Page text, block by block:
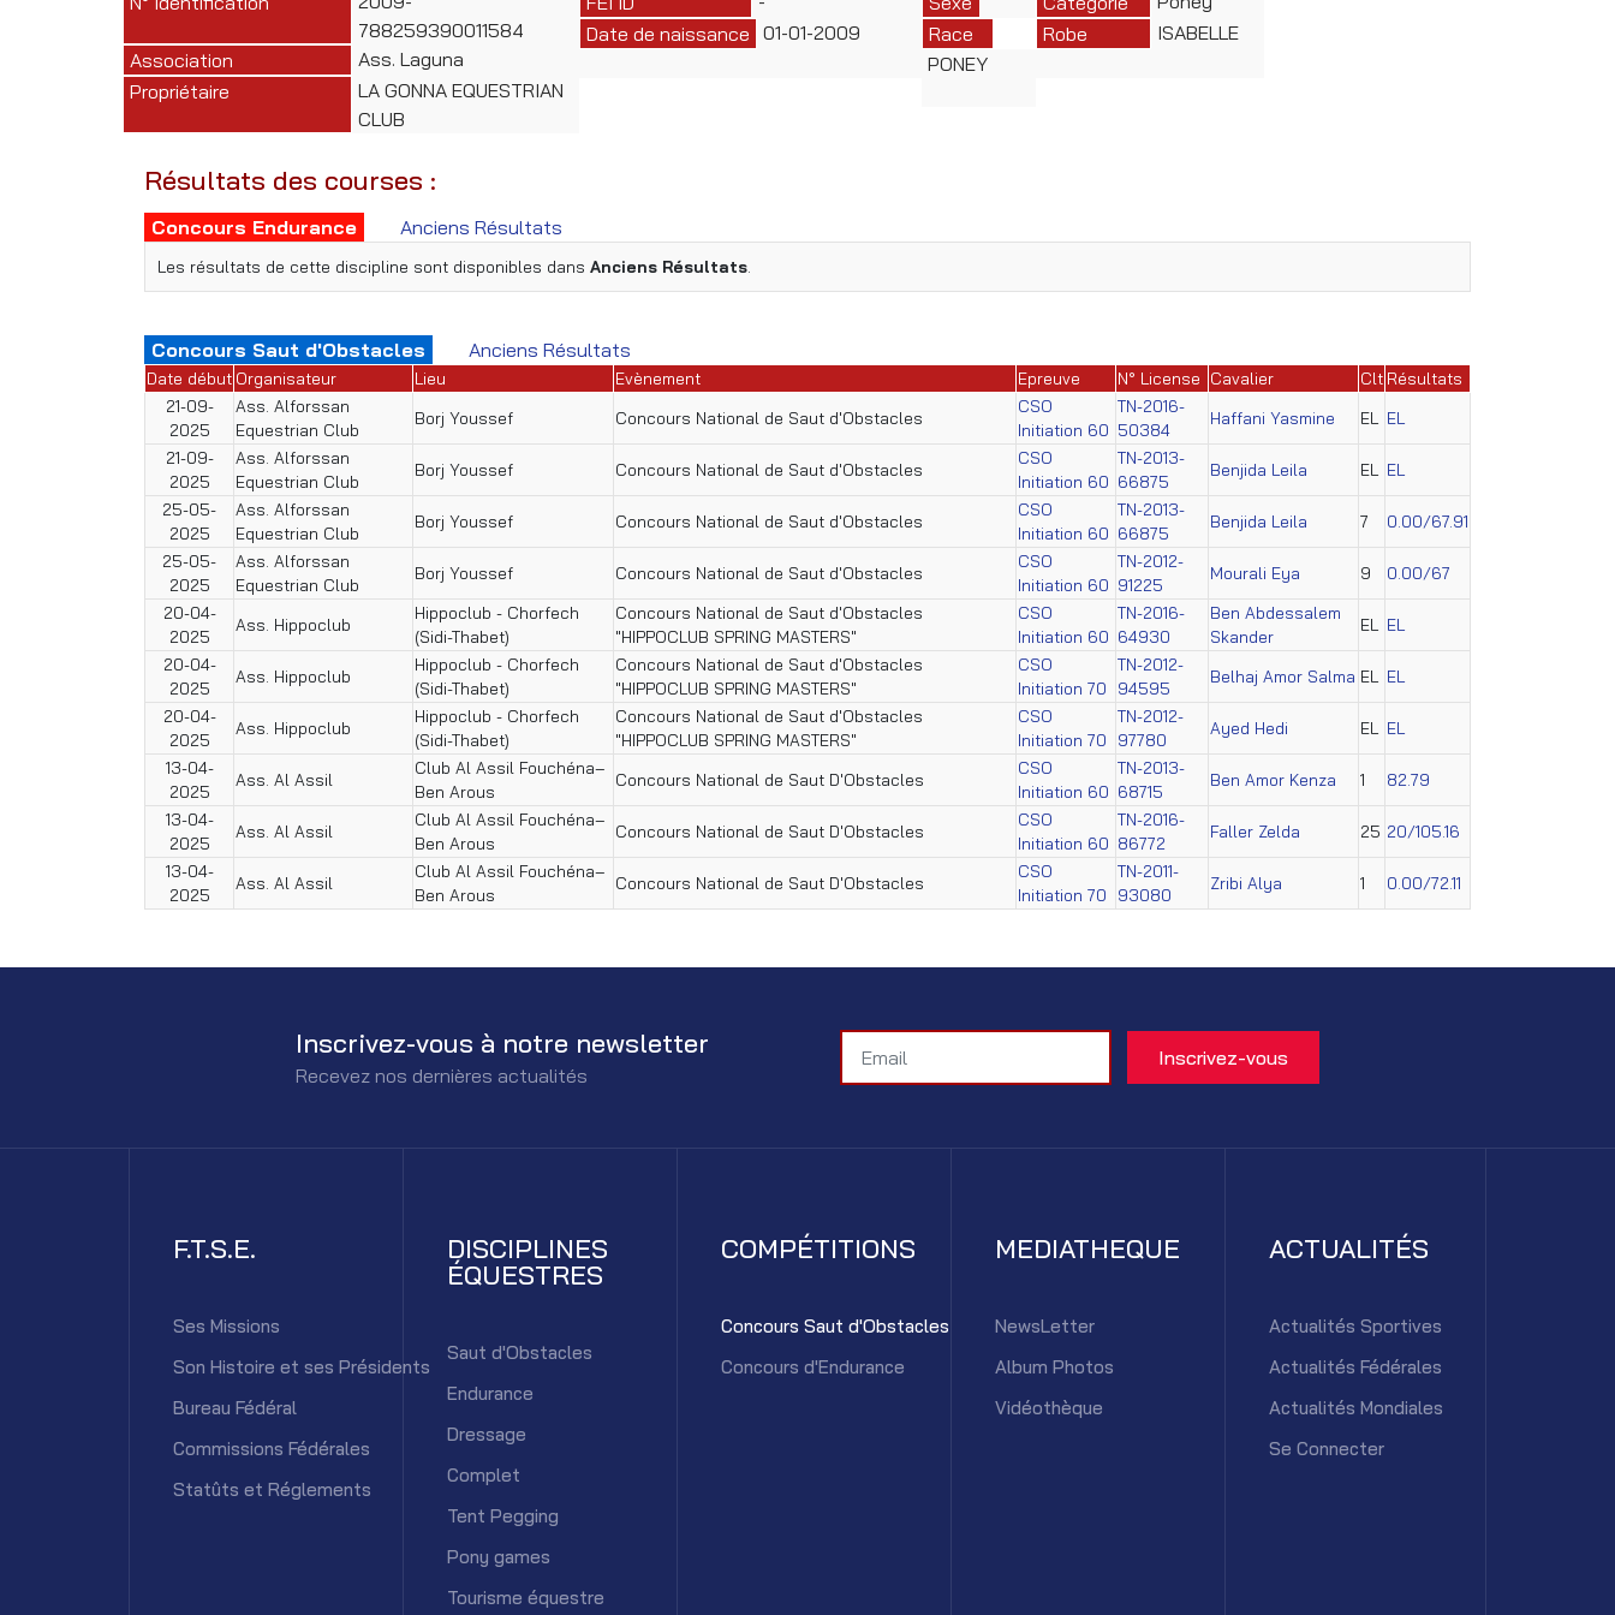
788259390011584
Association
Ass. Laguna
Propriétaire
LA GONNA EQUESTRIAN
CLUB
Date de naissance 01-01-2009
Race
PONEY
Robe
ISABELLE
Résultats des courses :
Concours Endurance Anciens Résultats
Les résultats de cette discipline sont disponibles dans Anciens Résultats
Concours Saut d'Obstacles Anciens Résultats
Date début Organisateur Lieu Evènement Epreuve N° License Cavalier Clt Résultats
21-09-
2025
Ass. Alforssan
Equestrian Club
Borj Youssef Concours National de Saut d'Obstacles
CSO
Initiation 60
TN-2016-
50384
Haffani Yasmine EL EL
21-09-
2025
Ass. Alforssan
Equestrian Club
Borj Youssef Concours National de Saut d'Obstacles
CSO
Initiation 60
TN-2013-
66875
Benjida Leila EL EL
25-05-
2025
Ass. Alforssan
Equestrian Club
Borj Youssef Concours National de Saut d'Obstacles
CSO
Initiation 60
TN-2013-
66875
Benjida Leila 7 0.00/67.91
25-05-
2025
Ass. Alforssan
Equestrian Club
Borj Youssef Concours National de Saut d'Obstacles
CSO
Initiation 60
TN-2012-
91225
Mourali Eya 9 0.00/67
20-04-
2025
Ass. Hippoclub
Hippoclub - Chorfech
(Sidi-Thabet)
Concours National de Saut d'Obstacles
"HIPPOCLUB SPRING MASTERS"
CSO
Initiation 60
TN-2016-
64930
Ben Abdessalem
Skander
EL EL
20-04-
2025
Ass. Hippoclub
Hippoclub - Chorfech
(Sidi-Thabet)
Concours National de Saut d'Obstacles
"HIPPOCLUB SPRING MASTERS"
CSO
Initiation 70
TN-2012-
94595
Belhaj Amor Salma EL EL
20-04-
2025
Ass. Hippoclub
Hippoclub - Chorfech
(Sidi-Thabet)
Concours National de Saut d'Obstacles
"HIPPOCLUB SPRING MASTERS"
CSO
Initiation 70
TN-2012-
97780
Ayed Hedi EL EL
13-04-
2025
Ass. Al Assil
Club Al Assil Fouchéna–
Ben Arous
Concours National de Saut D'Obstacles
CSO
Initiation 60
TN-2013-
68715
Ben Amor Kenza 1 82.79
13-04-
2025
Ass. Al Assil
Club Al Assil Fouchéna–
Ben Arous
Concours National de Saut D'Obstacles
CSO
Initiation 60
TN-2016-
86772
Faller Zelda 25 20/105.16
13-04-
2025
Ass. Al Assil
Club Al Assil Fouchéna–
Ben Arous
Concours National de Saut D'Obstacles
CSO
Initiation 70
TN-2011-
93080
Zribi Alya 1 0.00/72.11
Inscrivez-vous à notre newsletter
Recevez nos dernières actualités
F.T.S.E.
Ses Missions
Son Histoire et ses Présidents
Bureau Fédéral
Commissions Fédérales
Statûts et Réglements
DISCIPLINES
ÉQUESTRES
Saut d'Obstacles
Endurance
Dressage
Complet
Tent Pegging
Pony games
Tourisme équestre
COMPÉTITIONS
Concours Saut d'Obstacles
Concours d'Endurance
MEDIATHEQUE
NewsLetter
Album Photos
Vidéothèque
ACTUALITÉS
Actualités Sportives
Actualités Fédérales
Actualités Mondiales
Se Connecter